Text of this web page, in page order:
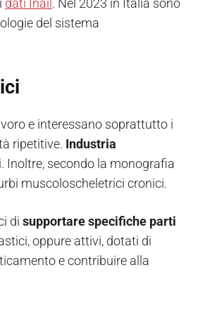
dati Inail . Nel 2023 in Italia sono
del sistema
e interessano soprattutto i
ripetitive. Industria
secondo la monografia
muscoloscheletrici cronici.
di supportare specifiche parti
oppure attivi, dotati di
e contribuire alla